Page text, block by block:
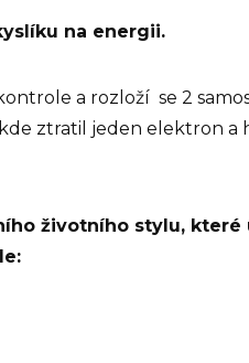
na energii.
a rozloží se 2
ztratil jeden elektron a
životního stylu, které